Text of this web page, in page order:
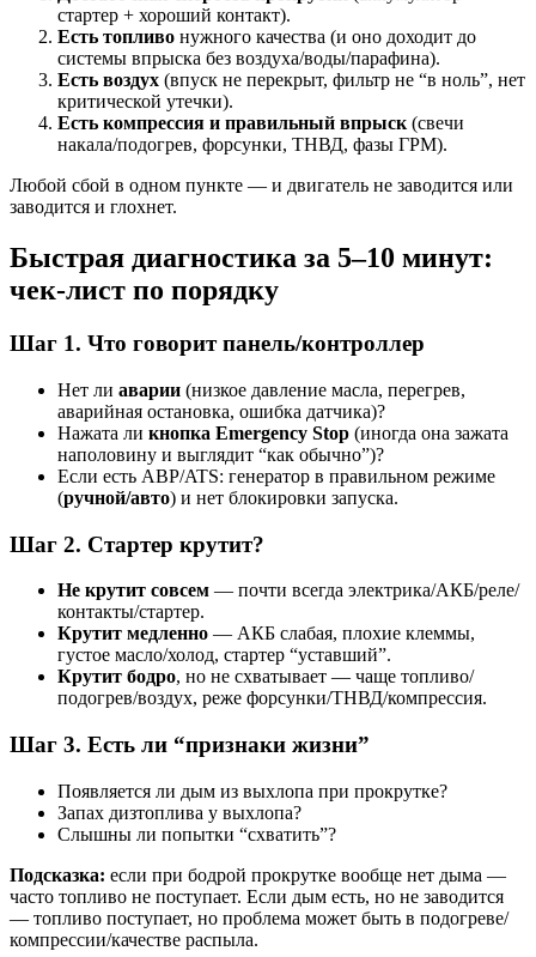
стартер + хороший контакт).
Есть топливо нужного качества (и оно доходит до
системы впрыска без воздуха/воды/парафина).
Есть воздух (впуск не перекрыт, фильтр не “в ноль”, нет
критической утечки).
Есть компрессия и правильный впрыск(свечи
накала/подогрев, форсунки, ТНВД, фазы ГРМ).
Любой сбой в одном пункте — и двигатель не заводится или
заводится и глохнет.
Быстрая диагностика за 5–10 минут:
чек-лист по порядку
Шаг 1. Что говорит панель/контроллер
Нет ли аварии (низкое давление масла, перегрев,
аварийная остановка, ошибка датчика)?
Нажата ли кнопка Emergency Stop (иногда она зажата
наполовину и выглядит “как обычно”)?
Если есть АВР/ATS: генератор в правильном режиме
(ручной/авто) и нет блокировки запуска.
Шаг 2. Стартер крутит?
Не крутит совсем — почти всегда электрика/АКБ/реле/
контакты/стартер.
Крутит медленно — АКБ слабая, плохие клеммы,
густое масло/холод, стартер “уставший”.
Крутит бодро, но не схватывает — чаще топливо/
подогрев/воздух, реже форсунки/ТНВД/компрессия.
Шаг 3. Есть ли “признаки жизни”
Появляется ли дым из выхлопа при прокрутке?
Запах дизтоплива у выхлопа?
Слышны ли попытки “схватить”?
Подсказка: если при бодрой прокрутке вообще нет дыма —
часто топливо не поступает. Если дым есть, но не заводится
— топливо поступает, но проблема может быть в подогреве/
компрессии/качестве распыла.